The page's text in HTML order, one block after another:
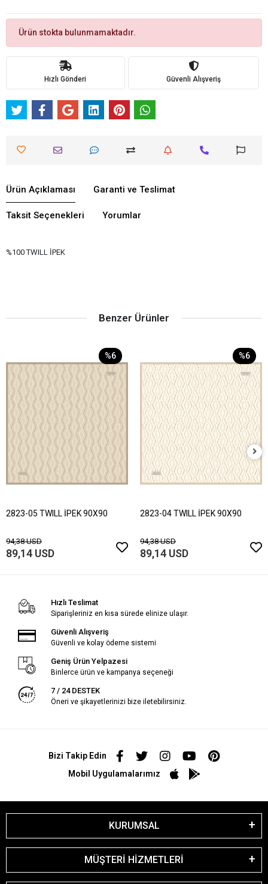
Ürün stokta bulunmamaktadır.
Hızlı Gönderi Güvenli Alışveriş
Ürün Açıklaması Garanti ve Teslimat
Taksit Seçenekleri Yorumlar
%100 TWILL İPEK
Benzer Ürünler
%6
2823-05 TWILL İPEK 90X90
94,38 USD
89,14 USD
%6
2823-04 TWILL İPEK 90X90
94,38 USD
89,14 USD
Hızlı Teslimat
Siparişleriniz en kısa sürede elinize ulaşır.
Güvenli Alışveriş
Güvenli ve kolay ödeme sistemi
Geniş Ürün Yelpazesi
Binlerce ürün ve kampanya seçeneği
7 / 24 DESTEK
Öneri ve şikayetlerinizi bize iletebilirsiniz.
Bizi Takip Edin
Mobil Uygulamalarımız
KURUMSAL
MÜŞTERİ HİZMETLERİ